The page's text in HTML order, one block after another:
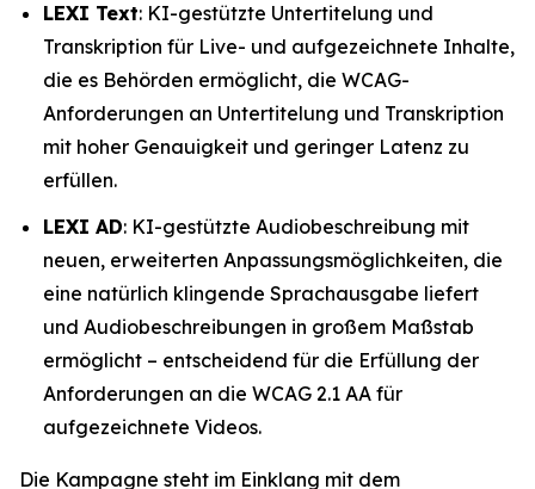
LEXI Text: KI-gestützte Untertitelung und
Transkription für Live- und aufgezeichnete Inhalte,
die es Behörden ermöglicht, die WCAG-
Anforderungen an Untertitelung und Transkription
mit hoher Genauigkeit und geringer Latenz zu
erfüllen.
LEXI AD: KI-gestützte Audiobeschreibung mit
neuen, erweiterten Anpassungsmöglichkeiten, die
eine natürlich klingende Sprachausgabe liefert
und Audiobeschreibungen in großem Maßstab
ermöglicht – entscheidend für die Erfüllung der
Anforderungen an die WCAG 2.1 AA für
aufgezeichnete Videos.
Die Kampagne steht im Einklang mit dem